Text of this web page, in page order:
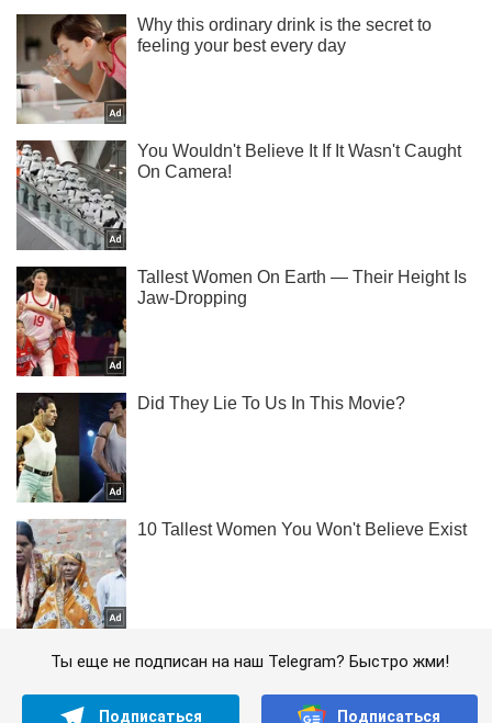
Ты еще не подписан на наш Telegram? Быстро жми!
Подписаться Подписаться